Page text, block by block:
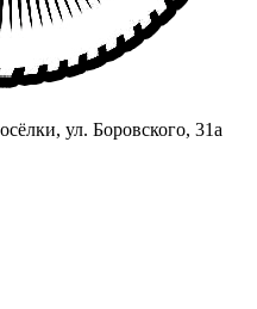
ул. Боровского, 31а